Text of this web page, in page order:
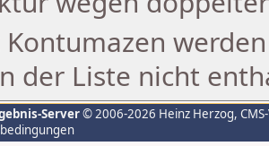
Kontumazen
der Liste nicht
Server© 2006-2026 Heinz Herzog,